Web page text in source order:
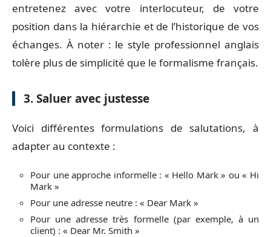
entretenez avec votre interlocuteur, de votre
position dans la hiérarchie et de l’historique de vos
échanges. À noter : le style professionnel anglais
tolère plus de simplicité que le formalisme français.
3. Saluer avec justesse
Voici différentes formulations de salutations, à
adapter au contexte :
Pour une approche informelle : « Hello Mark » ou « Hi
Mark »
Pour une adresse neutre : « Dear Mark »
Pour une adresse très formelle (par exemple, à un
client) : « Dear Mr. Smith »